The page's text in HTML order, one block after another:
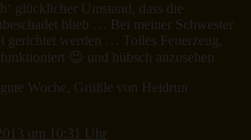
glücklicher Umstand, dass die
blieb … Bei meiner Schwester
gerichtet werden … Tolles Feuerzeug,
😉 und hübsch anzusehen
Woche, Grüßle von Heidrun
um 10:31 Uhr